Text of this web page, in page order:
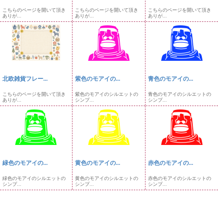
こちらのページを開いて頂き
ありが...
こちらのページを開いて頂き
ありが...
こちらのページを開いて頂き
ありが...
北欧雑貨フレー...
こちらのページを開いて頂き
ありが...
紫色のモアイの...
紫色のモアイのシルエットの
シンプ...
青色のモアイの...
青色のモアイのシルエットの
シンプ...
緑色のモアイの...
緑色のモアイのシルエットの
シンプ...
黄色のモアイの...
黄色のモアイのシルエットの
シンプ...
赤色のモアイの...
赤色のモアイのシルエットの
シンプ...